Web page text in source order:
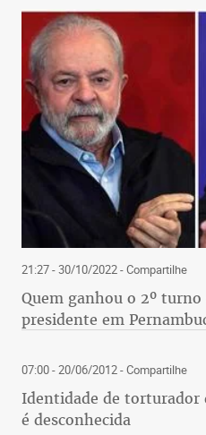
21:27 - 30/10/2022- Compartilhe
Quem ganhou o 2º turno
presidente em
07:00 - 20/06/2012- Compartilhe
Identidade de torturador
é desconhecida